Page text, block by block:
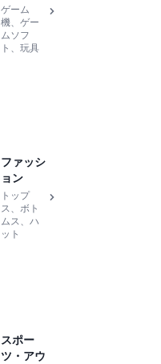
ゲーム
機、ゲー
ムソフ
ト、玩具
ファッシ
ョン
トップ
ス、ボト
ムス、ハ
ット
スポー
ツ・アウ